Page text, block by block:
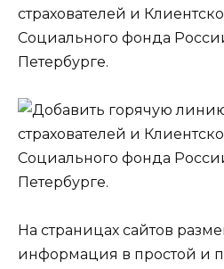
На страницах сайтов
информация в простой и